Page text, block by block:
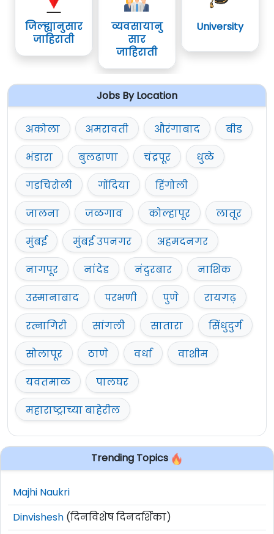
जिल्ह्यानुसार
जाहिराती
व्यवसायानु
सार
जाहिराती
University
Jobs By Location
अकोला अमरावती औरंगाबाद
बीड
भंडारा
बुलढाणा चंद्रपूर
धुळे
गडचिरोली
गोंदिया
हिंगोली
जालना
जळगाव कोल्हापूर
लातूर
मुंबई
मुंबई उपनगर
अहमदनगर
नागपूर
नांदेड नंदुरबार
नाशिक
उस्मानाबाद
परभणी पुणे
रायगढ़
रत्नागिरी
सांगली सातारा
सिंधुदुर्ग
सोलापूर
ठाणे वर्धा
वाशीम
यवतमाळ
पालघर
महाराष्ट्राच्या बाहेरील
Trending Topics
Majhi Naukri
Dinvishesh (दिनविशेष दिनदर्शिका)